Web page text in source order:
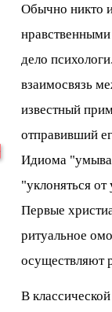
Обычно никто
дело
взаимосвязь
известный
отправивший
Идиома
"уклоняться от
Первые
ритуальное
осуществляют
В